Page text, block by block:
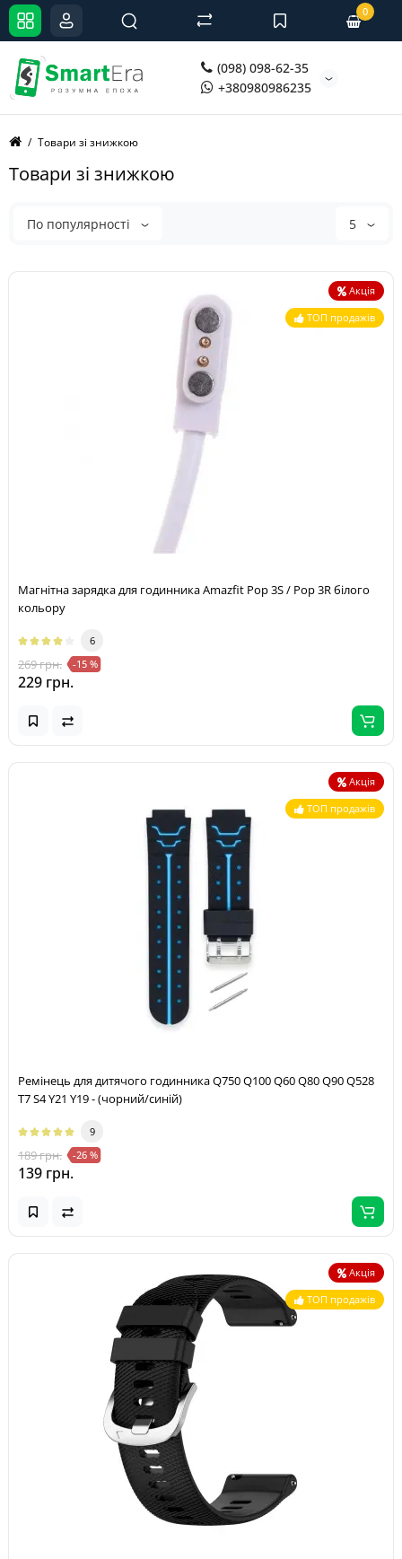
(098) 098-62-35
+380980986235
0
Товари зі знижкою
Товари зі знижкою
По популярності 5
Акція
ТОП продажів
Магнітна зарядка для годинника Amazfit Pop 3S / Pop 3R білого
кольору
6
269 грн. -15 %
229 грн.
Акція
ТОП продажів
Ремінець для дитячого годинника Q750 Q100 Q60 Q80 Q90 Q528
T7 S4 Y21 Y19 - (чорний/синій)
9
189 грн. -26 %
139 грн.
Акція
ТОП продажів